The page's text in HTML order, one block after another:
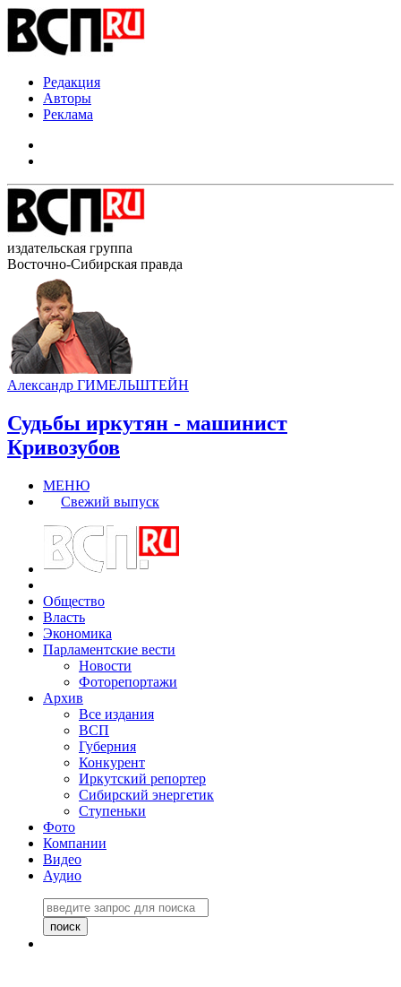
Редакция
Авторы
Реклама
издательская группа
Восточно-Сибирская правда
Александр ГИМЕЛЬШТЕЙН
Судьбы иркутян - машинист
Кривозубов
МЕНЮ
Свежий выпуск
Общество
Власть
Экономика
Парламентские вести
Новости
Фоторепортажи
Архив
Все издания
ВСП
Губерния
Конкурент
Иркутский репортер
Сибирский энергетик
Ступеньки
Фото
Компании
Видео
Аудио